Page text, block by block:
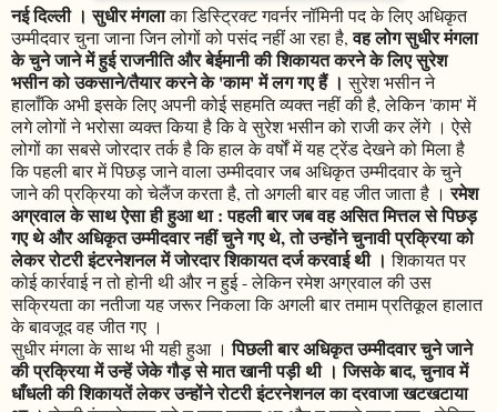
नई दिल्ली । सुधीर मंगलाका डिस्ट्रिक्ट गवर्नर नॉमिनी पद के लिए अधिकृत
उम्मीदवार चुना जाना जिन लोगों को पसंद नहीं आ रहा है,वह लोग सुधीर मंगला
के चुने जाने में हुई राजनीति और बेईमानी की शिकायत करने के लिए सुरेश
भसीन को उकसाने/तैयार करने के 'काम' में लग गए हैं । सुरेश भसीन ने
हालाँकि अभी इसके लिए अपनी कोई सहमति व्यक्त नहीं की है, लेकिन 'काम' में
लगे लोगों ने भरोसा व्यक्त किया है कि वे सुरेश भसीन को राजी कर लेंगे । ऐसे
लोगों का सबसे जोरदार तर्क है कि हाल के वर्षों में यह ट्रेंड देखने को मिला है
कि पहली बार में पिछड़ जाने वाला उम्मीदवार जब अधिकृत उम्मीदवार के चुने
जाने की प्रक्रिया को चेलैंज करता है, तो अगली बार वह जीत जाता है ।रमेश
अग्रवाल के साथ ऐसा ही हुआ था : पहली बार जब वह असित मित्तल से पिछड़
गए थे और अधिकृत उम्मीदवार नहीं चुने गए थे, तो उन्होंने चुनावी प्रक्रिया को
लेकर रोटरी इंटरनेशनल में जोरदार शिकायत दर्ज करवाई थी । शिकायत पर
कोई कार्रवाई न तो होनी थी और न हुई - लेकिन रमेश अग्रवाल की उस
सक्रियता का नतीजा यह जरूर निकला कि अगली बार तमाम प्रतिकूल हालात
के बावजूद वह जीत गए ।
सुधीर मंगला के साथ भी यही हुआ ।पिछली बार अधिकृत उम्मीदवार चुने जाने
की प्रक्रिया में उन्हें जेके गौड़ से मात खानी पड़ी थी । जिसके बाद, चुनाव में
धाँधली की शिकायतें लेकर उन्होंने रोटरी इंटरनेशनल का दरवाजा खटखटाया